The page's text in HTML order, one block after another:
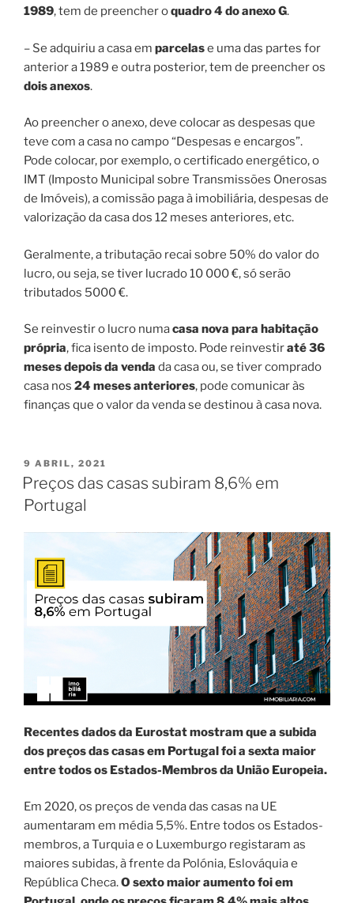
1989, tem de preencher oquadro 4 do anexo G.
– Se adquiriu a casa em parcelase uma das partes for
anterior a 1989 e outra posterior, tem de preencher os
dois anexos.
Ao preencher o anexo, deve colocar as despesas que
teve com a casa no campo “Despesas e encargos”.
Pode colocar, por exemplo, o certificado energético, o
IMT (Imposto Municipal sobre Transmissões Onerosas
de Imóveis), a comissão paga à imobiliária, despesas de
valorização da casa dos 12 meses anteriores, etc.
Geralmente, a tributação recai sobre 50% do valor do
lucro, ou seja, se tiver lucrado 10 000 €, só serão
tributados 5000 €.
Se reinvestir o lucro numacasa nova para habitação
própria, fica isento de imposto. Pode reinvestiraté 36
meses depois da venda da casa ou, se tiver comprado
casa nos 24 meses anteriores, pode comunicar às
finanças que o valor da venda se destinou à casa nova.
PUBLICADO
EM
9 ABRIL, 2021
Preços das casas subiram 8,6% em
Portugal
Recentes dados da Eurostat mostram que a subida
dos preços das casas em Portugal foi a sexta maior
entre todos os Estados-Membros da União Europeia.
Em 2020, os preços de venda das casas na UE
aumentaram em média 5,5%. Entre todos os Estados-
membros, a Turquia e o Luxemburgo registaram as
maiores subidas, à frente da Polónia, Eslováquia e
República Checa.O sexto maior aumento foi em